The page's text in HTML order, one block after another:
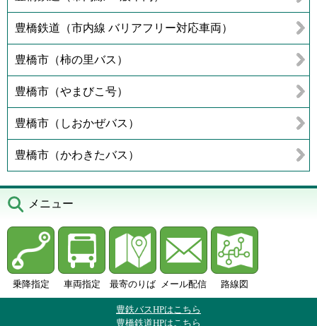
豊橋鉄道（市内線 バリアフリー対応車両）
豊橋市（柿の里バス）
豊橋市（やまびこ号）
豊橋市（しおかぜバス）
豊橋市（かわきたバス）
メニュー
乗降指定 車両指定 最寄のりば メール配信 路線図
豊鉄バスHPはこちら
豊橋鉄道HPはこちら